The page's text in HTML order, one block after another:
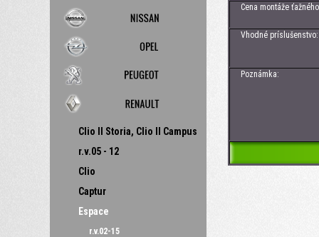
Clio II Storia, Clio II Campus
r.v.05 - 12
Clio
Captur
Espace
r.v.02-15
Cena montáže
Vhodné príslušenstvo:
Poznámka: